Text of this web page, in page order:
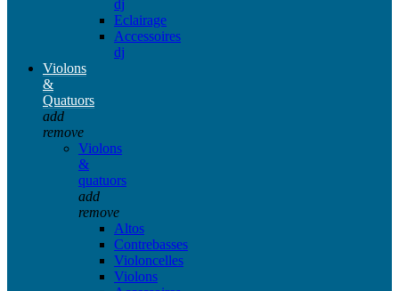
dj
Eclairage
Accessoires
dj
Violons
&
Quatuors
add
remove
Violons
&
quatuors
add
remove
Altos
Contrebasses
Violoncelles
Violons